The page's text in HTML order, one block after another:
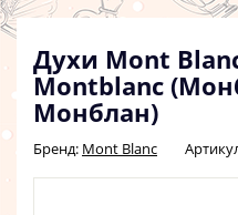
Духи Mont
Montblanc
Монблан)
Бренд: Mont Blanc